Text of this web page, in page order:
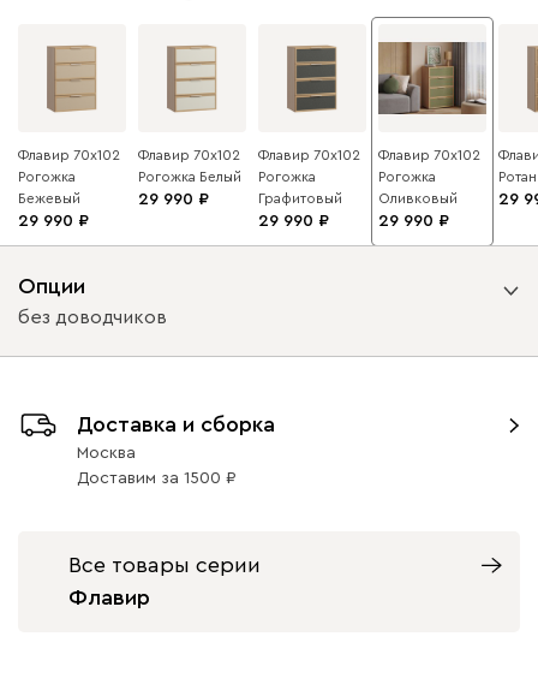
Флавир 70x102
Рогожка
Бежевый
29 990
Флавир 70x102
Рогожка Белый
29 990
Флавир 70x102
Рогожка
Графитовый
29 990
Флавир 70x102
Рогожка
Оливковый
29 990
29
Опции
без доводчиков
без доводчиков с доводчиками
Доставка и сборка
Москва
Доставим за 1500
Все товары серии
Флавир